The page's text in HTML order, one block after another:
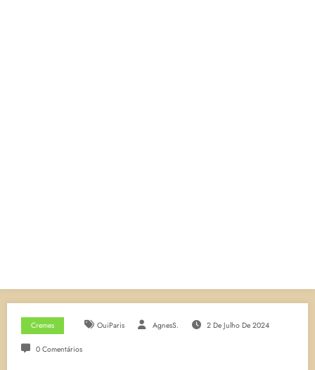
Cremes OuiParis AgnesS. 2 De Julho De 2024
0 Comentários